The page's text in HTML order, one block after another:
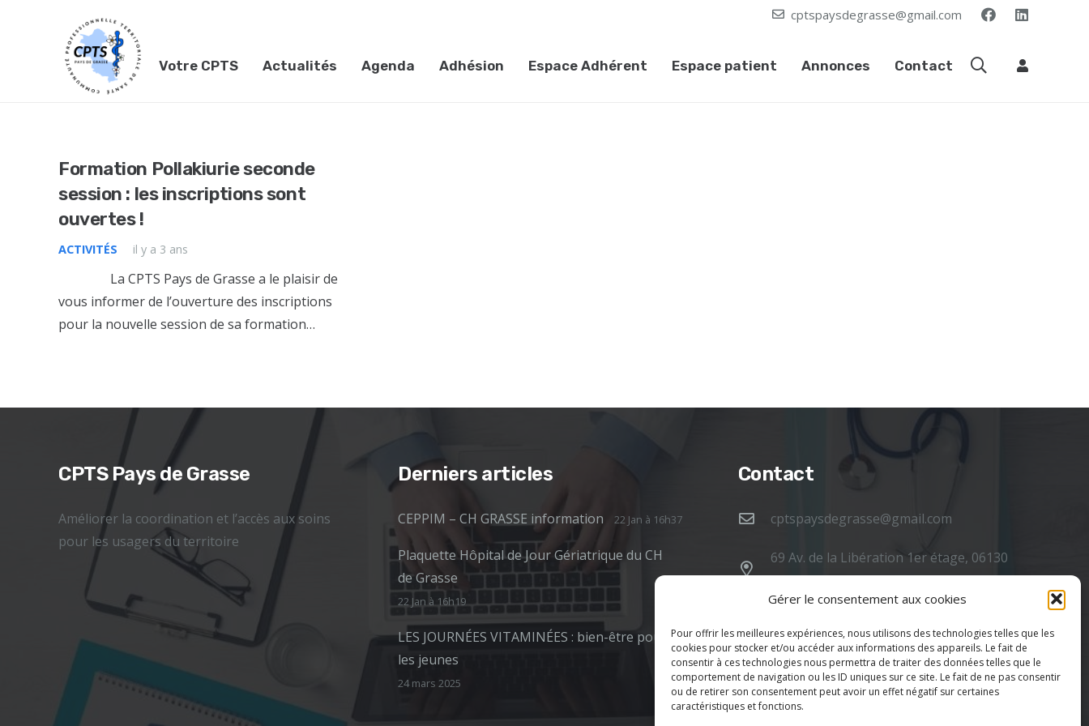
Gérer le consentement aux cookies
Pour offrir les meilleures expériences, nous utilisons des technologies telles que les
cookies pour stocker et/ou accéder aux informations des appareils. Le fait de
consentir à ces technologies nous permettra de traiter des données telles que le
comportement de navigation ou les ID uniques sur ce site. Le fait de ne pas consentir
ou de retirer son consentement peut avoir un effet négatif sur certaines
caractéristiques et fonctions.
cptspaysdegrasse@gmail.com
Votre CPTS Actualités Agenda Adhésion Espace Adhérent Espace patient Annonces Contact
Formation Pollakiurie seconde
session : les inscriptions sont
ouvertes !
ACTIVITÉS il y a 3 ans
La CPTS Pays de Grasse a le plaisir de
vous informer de l’ouverture des inscriptions
pour la nouvelle session de sa formation…
CPTS Pays de Grasse
Améliorer la coordination et l’accès aux soins
pour les usagers du territoire
Derniers articles
CEPPIM – CH GRASSE information 22 Jan à 16h37
Plaquette Hôpital de Jour Gériatrique du CH
de Grasse
22 Jan à 16h19
LES JOURNÉES VITAMINÉES : bien-être pour
les jeunes
24 mars 2025
Contact
cptspaysdegrasse@gmail.com
69 Av. de la Libération 1er étage, 06130
Grasse
Politique de confidentialité
Mentions légales